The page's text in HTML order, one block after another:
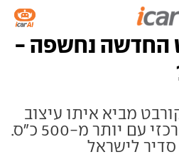
החדשה נחשפה -
מביא איתו עיצוב
חדש לגמרי ומנוע מרכזי עם יותר מ-500 כ"ס.
סדיר לישראל